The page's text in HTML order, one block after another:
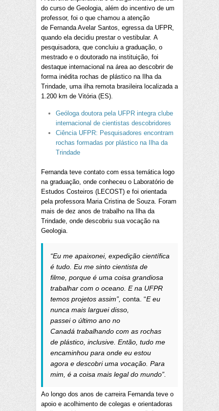
do curso de Geologia, além do incentivo de um
professor, foi o que chamou a atenção
de Fernanda Avelar Santos, egressa da UFPR,
quando ela decidiu prestar o vestibular. A
pesquisadora, que concluiu a graduação, o
mestrado e o doutorado na instituição, foi
destaque internacional na área ao descobrir de
forma inédita rochas de plástico na Ilha da
Trindade, uma ilha remota brasileira localizada a
1.200 km de Vitória (ES).
Geóloga doutora pela UFPR integra clube
internacional de cientistas descobridores
Ciência UFPR: Pesquisadores encontram
rochas formadas por plástico na Ilha da
Trindade
Fernanda teve contato com essa temática logo
na graduação, onde conheceu o Laboratório de
Estudos Costeiros (LECOST) e foi orientada
pela professora Maria Cristina de Souza. Foram
mais de dez anos de trabalho na Ilha da
Trindade, onde descobriu sua vocação na
Geologia.
“Eu me apaixonei, expedição científica
é tudo. Eu me sinto cientista de
filme, porque é uma coisa grandiosa
trabalhar com o oceano. E na UFPR
temos projetos assim”, conta. “E eu
nunca mais larguei disso,
passei o último ano no
Canadá trabalhando com as rochas
de plástico, inclusive. Então, tudo me
encaminhou para onde eu estou
agora e descobri uma vocação. Para
mim, é a coisa mais legal do mundo”.
Ao longo dos anos de carreira Fernanda teve o
apoio e acolhimento de colegas e orientadoras